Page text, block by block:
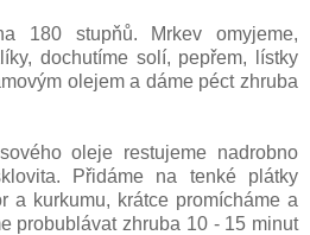
180 stupňů. Mrkev omyjeme,
dochutíme solí, pepřem, lístky
olejem a dáme péct zhruba
oleje restujeme nadrobno
Přidáme na tenké plátky
a kurkumu, krátce promícháme a
probublávat zhruba 10 - 15 minut